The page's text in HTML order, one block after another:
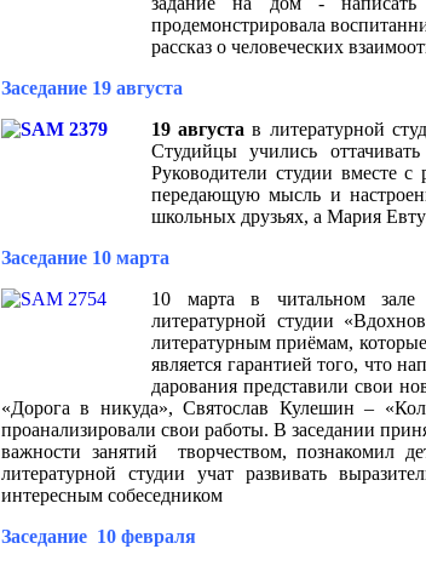
продемонстрировала
рассказ о человеческих
Заседание 19 августа
19 августа в литературной
Студийцы учились
Руководители студии вместе
передающую мысль и
школьных друзьях, а Мария
Заседание 10 марта
10 марта в читальном зале
литературной студии
литературным приёмам,
является гарантией того, что
дарования представили свои
«Дорога в никуда», Святослав Кулешин –
проанализировали свои работы. В заседании
важности занятий творчеством, познакомил
литературной студии учат развивать
интересным собеседником
Заседание 10 февраля